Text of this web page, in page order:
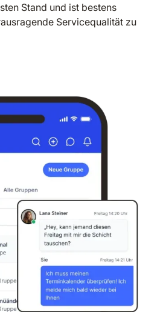
Stand und ist bestens
Servicequalität zu